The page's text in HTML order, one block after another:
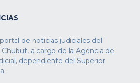
de noticias judiciales del
a cargo de la Agencia de
dependiente del Superior